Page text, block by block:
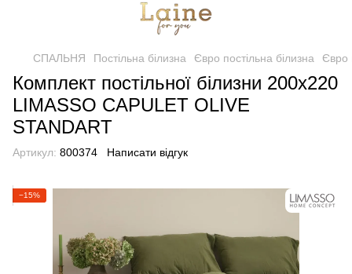
СПАЛЬНЯ Постільна білизна Євро постільна білизна Євро
Комплект постільної білизни 200x220
LIMASSO CAPULET OLIVE
STANDART
Артикул: 800374 Написати відгук
−15%